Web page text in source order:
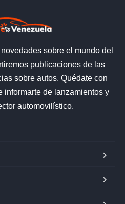
sobre el mundo del
publicaciones de las
sobre autos. Quédate con
informarte de lanzamientos y
automovilístico.